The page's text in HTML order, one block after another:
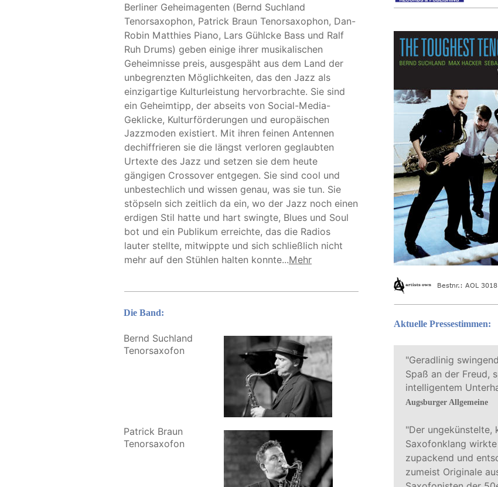
Aktuelle Pressestimmen:
Bernd Suchland
Tenorsaxofon
Patrick Braun
Tenorsaxofon
Die Band:
Bestnr.: AOL 3018
Berliner Geheimagenten (Bernd Suchland
Tenorsaxophon, Patrick Braun Tenorsaxophon, Dan-
Robin Matthies Piano, Lars Gühlcke Bass und Ralf
Ruh Drums) geben einige ihrer musikalischen
Geheimnisse preis, ausgespäht aus dem Land der
unbegrenzten Möglichkeiten, das den Jazz als
einzigartige Kulturleistung hervorbrachte. Sie sind
ein Geheimtipp, der abseits von Social-Media-
Geklicke, Kulturförderungen und europäischen
Jazzmoden existiert. Mit ihren feinen Antennen
dechiffrieren sie die längst verloren geglaubten
Urtexte des Jazz und setzen sie dem heute
gängigen Crossover entgegen. Sie sind cool und
unbestechlich und wissen genau, was sie tun. Sie
stöpseln sich zeitlich da ein, wo der Jazz noch einen
erdigen Stil hatte und hart swingte, Blues und Soul
bot und ein Publikum erreichte, das die Radios
lauter stellte, mitwippte und sich schließlich nicht
mehr auf den Stühlen halten konnte...Mehr
"Geradlinig
Spaß an der Freud,
intelligentem
Augsburger Allgemeine
"Der
Saxofonklang
zupackend und
zumeist Originale